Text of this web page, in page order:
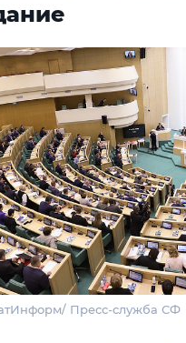
Пресс-служба СФ